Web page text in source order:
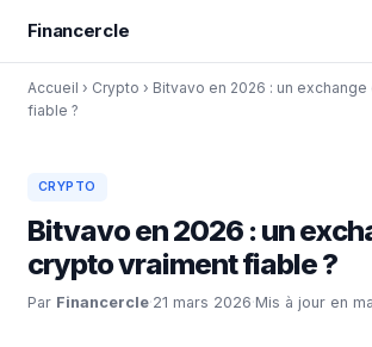
Financercle
Accueil › Crypto › Bitvavo en 2026 : un
fiable ?
CRYPTO
Bitvavo en 2026 : un
crypto vraiment fiable ?
Par Financercle·21 mars 2026·Mis à jour en